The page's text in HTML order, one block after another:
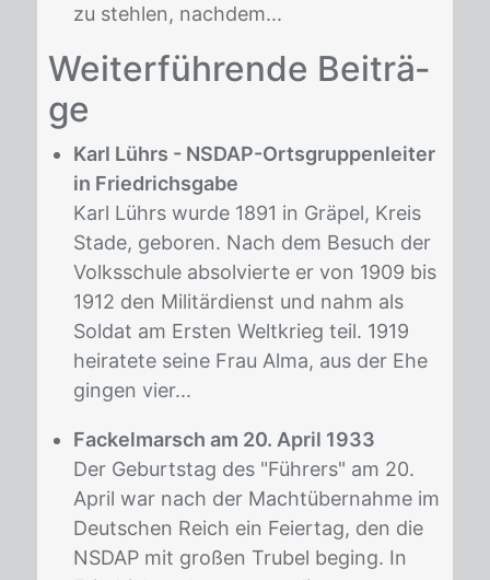
zu stehlen, nachdem...
Wei­ter­füh­ren­de Bei­trä­
ge
Karl Lührs - NSDAP-Ortsgruppenleiter
in Friedrichsgabe
Karl Lührs wurde 1891 in Gräpel, Kreis
Stade, geboren. Nach dem Besuch der
Volksschule absolvierte er von 1909 bis
1912 den Militärdienst und nahm als
Soldat am Ersten Weltkrieg teil. 1919
heiratete seine Frau Alma, aus der Ehe
gingen vier...
Fackelmarsch am 20. April 1933
Der Geburtstag des "Führers" am 20.
April war nach der Machtübernahme im
Deutschen Reich ein Feiertag, den die
NSDAP mit großen Trubel beging. In